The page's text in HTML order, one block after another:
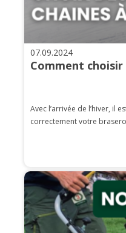
07.09.2024
Comment choisir
Avec l’arrivée de l’hiver, il
correctement votre